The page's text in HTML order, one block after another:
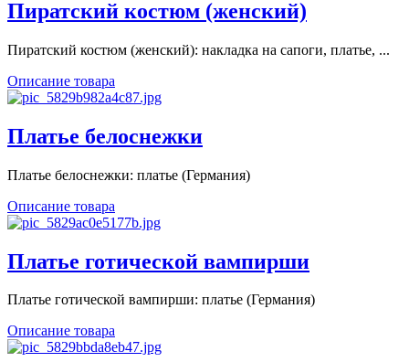
Пиратский костюм (женский)
Пиратский костюм (женский): накладка на сапоги, платье, ...
Описание товара
Платье белоснежки
Платье белоснежки: платье (Германия)
Описание товара
Платье готической вампирши
Платье готической вампирши: платье (Германия)
Описание товара